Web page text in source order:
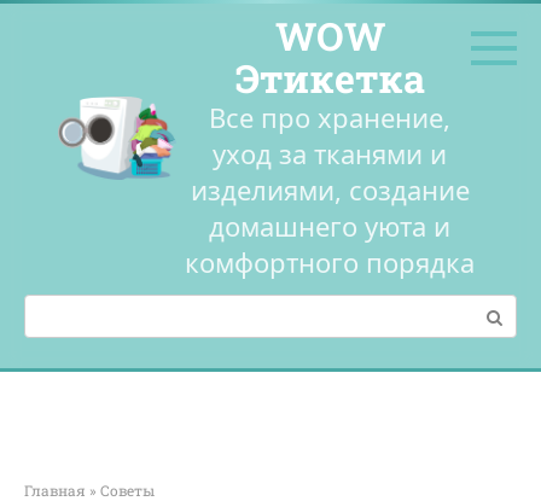
Перейти
WOW
Этикетка
Все про хранение,
уход за тканями и
изделиями, создание
домашнего уюта и
комфортного порядка
Поиск:
Главная » Советы